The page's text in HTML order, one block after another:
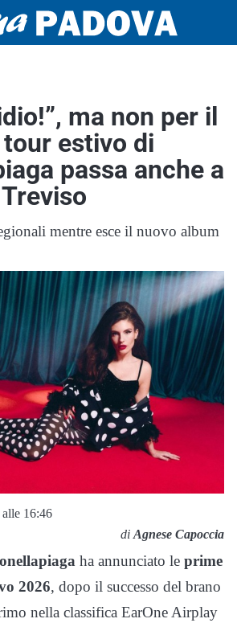
ma non per il
estivo di
passa anche a
mentre esce il nuovo album
alle 16:46
di Agnese Capoccia
ha annunciato le prime
2026, dopo il successo del brano
nella classifica EarOne Airplay